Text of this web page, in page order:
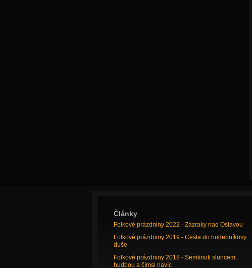
Články
Folkové prázdniny 2022 - Zázraky nad Oslavou
Folkové prázdniny 2019 - Cesta do hudebníkovy
duše
Folkové prázdniny 2018 - Semknuti sluncem,
hudbou a čímsi navíc